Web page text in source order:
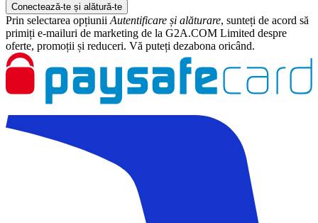
Conectează-te și alătură-te
Prin selectarea opțiunii Autentificare și alăturare, sunteți de acord să
primiți e-mailuri de marketing de la G2A.COM Limited despre
oferte, promoții și reduceri. Vă puteți dezabona oricând.